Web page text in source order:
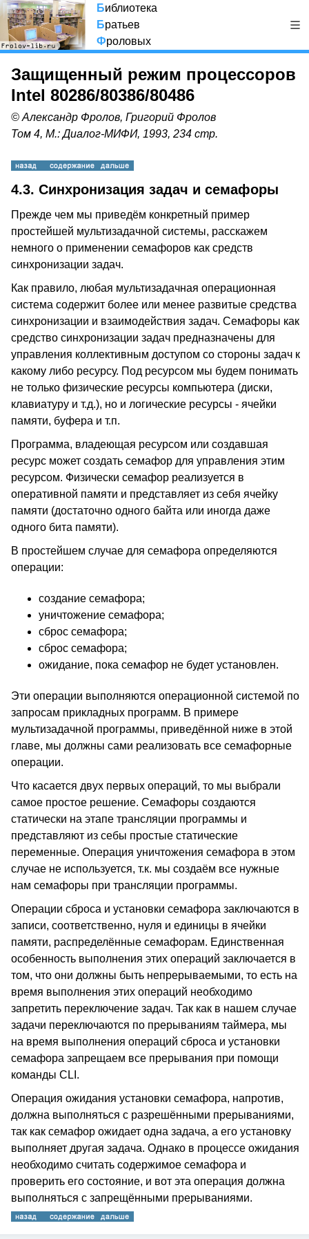
Библиотека
Братьев
Фроловых
Защищенный режим процессоров
Intel 80286/80386/80486
© Александр Фролов, Григорий Фролов
Том 4, М.: Диалог-МИФИ, 1993, 234 стр.
4.3. Синхронизация задач и семафоры
Прежде чем мы приведём конкретный пример
простейшей мультизадачной системы, расскажем
немного о применении семафоров как средств
синхронизации задач.
Как правило, любая мультизадачная операционная
система содержит более или менее развитые средства
синхронизации и взаимодействия задач. Семафоры как
средство синхронизации задач предназначены для
управления коллективным доступом со стороны задач к
какому либо ресурсу. Под ресурсом мы будем понимать
не только физические ресурсы компьютера (диски,
клавиатуру и т.д.), но и логические ресурсы - ячейки
памяти, буфера и т.п.
Программа, владеющая ресурсом или создавшая
ресурс может создать семафор для управления этим
ресурсом. Физически семафор реализуется в
оперативной памяти и представляет из себя ячейку
памяти (достаточно одного байта или иногда даже
одного бита памяти).
В простейшем случае для семафора определяются
операции:
создание семафора;
уничтожение семафора;
сброс семафора;
сброс семафора;
ожидание, пока семафор не будет установлен.
Эти операции выполняются операционной системой по
запросам прикладных программ. В примере
мультизадачной программы, приведённой ниже в этой
главе, мы должны сами реализовать все семафорные
операции.
Что касается двух первых операций, то мы выбрали
самое простое решение. Семафоры создаются
статически на этапе трансляции программы и
представляют из себы простые статические
переменные. Операция уничтожения семафора в этом
случае не используется, т.к. мы создаём все нужные
нам семафоры при трансляции программы.
Операции сброса и установки семафора заключаются в
записи, соответственно, нуля и единицы в ячейки
памяти, распределённые семафорам. Единственная
особенность выполнения этих операций заключается в
том, что они должны быть непрерываемыми, то есть на
время выполнения этих операций необходимо
запретить переключение задач. Так как в нашем случае
задачи переключаются по прерываниям таймера, мы
на время выполнения операций сброса и установки
семафора запрещаем все прерывания при помощи
команды CLI.
Операция ожидания установки семафора, напротив,
должна выполняться с разрешёнными прерываниями,
так как семафор ожидает одна задача, а его установку
выполняет другая задача. Однако в процессе ожидания
необходимо считать содержимое семафора и
проверить его состояние, и вот эта операция должна
выполняться с запрещёнными прерываниями.